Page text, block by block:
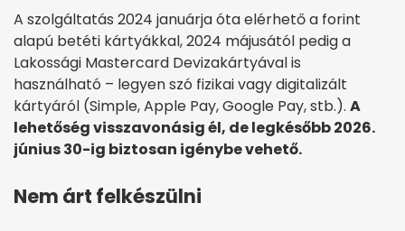
A szolgáltatás 2024 januárja óta elérhető a forint
alapú betéti kártyákkal, 2024 májusától pedig a
Lakossági Mastercard Devizakártyával is
használható – legyen szó fizikai vagy digitalizált
kártyáról (Simple, Apple Pay, Google Pay, stb.). A
lehetőség visszavonásig él, de legkésőbb 2026.
június 30-ig biztosan igénybe vehető.
Nem árt felkészülni